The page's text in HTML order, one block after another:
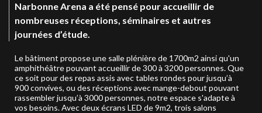
Narbonne Arena a été pensé pour accueillir de
nombreuses réceptions, séminaires et autres
journées d’étude.
Le bâtiment propose une salle plénière de 1700m2 ainsi qu'un
amphithéâtre pouvant accueillir de 300 à 3200 personnes. Que
ce soit pour des repas assis avec tables rondes pour jusqu’à
900 convives, ou des réceptions avec mange-debout pouvant
rassembler jusqu’à 3000 personnes, notre espace s'adapte à
vos besoins. Avec deux écrans LED de 9m2, trois salons